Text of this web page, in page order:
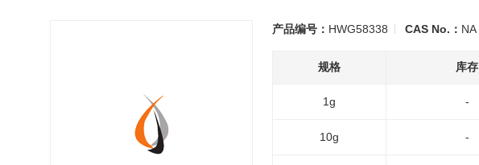
产品编号： HWG58338 CAS No.： NA
规格 库存
1g -
10g -